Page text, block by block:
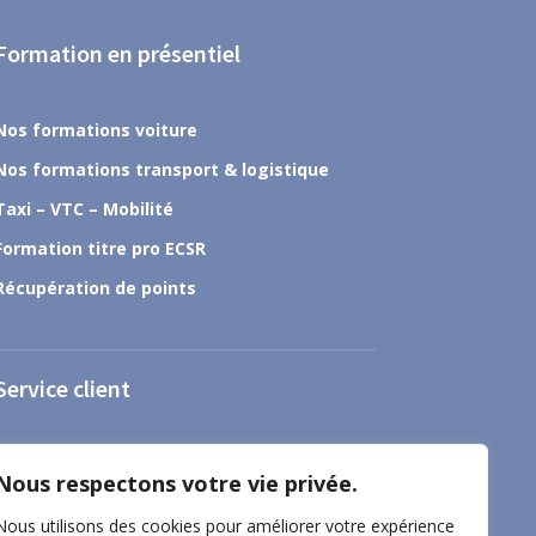
respectons votre vie privée.
utilisons des cookies pour améliorer votre expérience
en présentiel
formations voiture
formations transport & logistique
– VTC – Mobilité
titre pro ECSR
de points
client
contacter